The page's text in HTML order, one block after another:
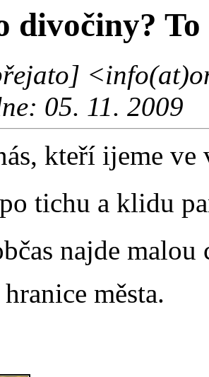
divočiny?
05. 11. 2009
kteří ijeme ve
po tichu a klidu
najde
města.